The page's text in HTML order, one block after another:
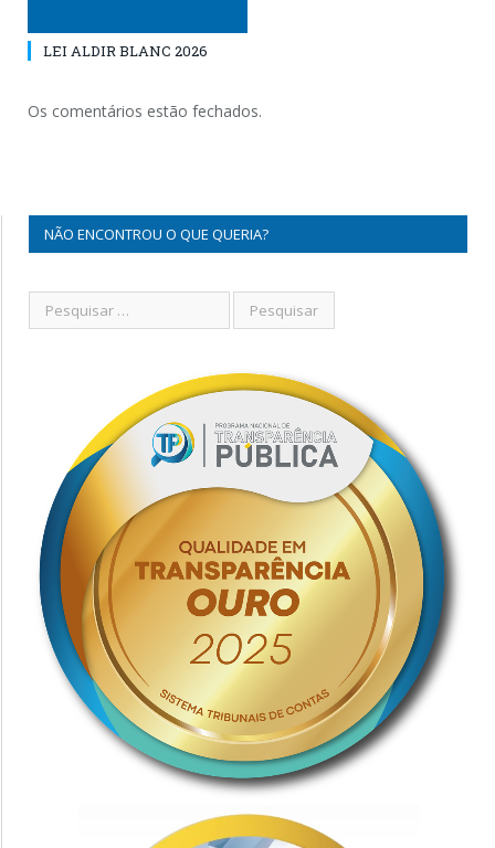
LEI ALDIR BLANC 2026
Os comentários estão fechados.
NÃO ENCONTROU O QUE QUERIA?